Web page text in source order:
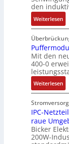
h
e
A
u
t
o
m
a
t
i
o
n
g
e
w
ä
t
i
o
n
k
o
m
b
i
n
i
e
r
t
F
l
h
e
E
i
n
s
t
i
e
g
i
n
d
i
e
g
s
ü
b
e
r
w
a
c
h
u
n
g
f
ü
den
Weiterlesen:
I
n
d
u
k
t
i
v
e
r
W
e
g
Mit den
400-0
Weiterlesen:
P
u
f
f
e
r
IPC-
raue
Bicker
200W-